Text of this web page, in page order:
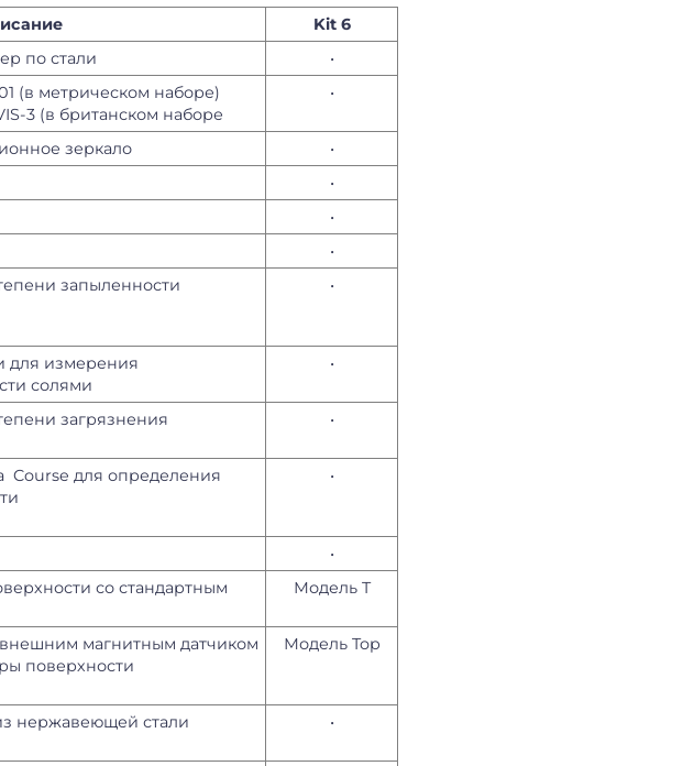
Kit 6
по стали •
(в метрическом наборе)
3 (в британском наборе
•
зеркало
•
•
•
•
запыленности
•
для измерения
солями
•
загрязнения
•
Course для определения
•
•
со стандартным
Модель T
магнитным датчиком
поверхности
Модель Top
нержавеющей стали
•